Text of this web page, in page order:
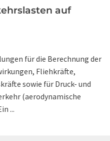
auf
für die Berechnung der
Fliehkräfte,
sowie für Druck- und
(aerodynamische
...